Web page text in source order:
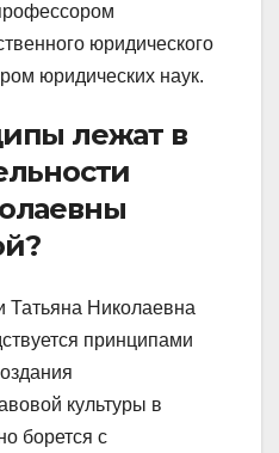
юридического
юридических наук.
лежат в
Татьяна Николаевна
принципами
культуры в
борется с